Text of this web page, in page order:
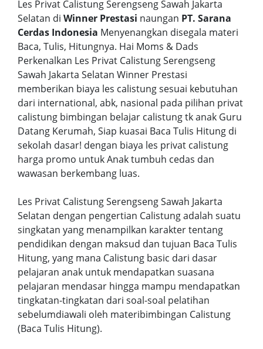
Les Privat Calistung Serengseng Sawah Jakarta
Selatan di Winner Prestasi naungan PT. Sarana
Cerdas Indonesia Menyenangkan disegala materi
Baca, Tulis, Hitungnya. Hai Moms & Dads
Perkenalkan Les Privat Calistung Serengseng
Sawah Jakarta Selatan Winner Prestasi
memberikan biaya les calistung sesuai kebutuhan
dari international, abk, nasional pada pilihan privat
calistung bimbingan belajar calistung tk anak Guru
Datang Kerumah, Siap kuasai Baca Tulis Hitung di
sekolah dasar! dengan biaya les privat calistung
harga promo untuk Anak tumbuh cedas dan
wawasan berkembang luas.
Les Privat Calistung Serengseng Sawah Jakarta
Selatan dengan pengertian Calistung adalah suatu
singkatan yang menampilkan karakter tentang
pendidikan dengan maksud dan tujuan Baca Tulis
Hitung, yang mana Calistung basic dari dasar
pelajaran anak untuk mendapatkan suasana
pelajaran mendasar hingga mampu mendapatkan
tingkatan-tingkatan dari soal-soal pelatihan
sebelumdiawali oleh materibimbingan Calistung
(Baca Tulis Hitung).